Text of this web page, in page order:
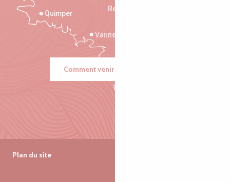
Rennes
Vannes
Quimper
Comment venir ?
Plan du site